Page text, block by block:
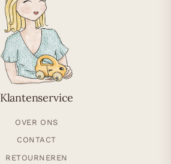
Klantenservice
OVER ONS
CONTACT
RETOURNEREN